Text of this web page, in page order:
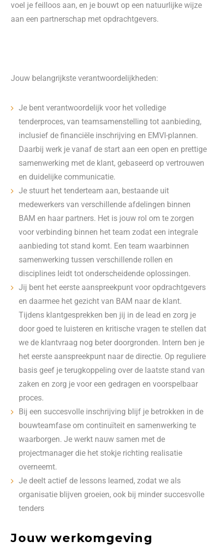
voel je feilloos aan, en je bouwt op een natuurlijke wijze
aan een partnerschap met opdrachtgevers.
Jouw belangrijkste verantwoordelijkheden:
Je bent verantwoordelijk voor het volledige
tenderproces, van teamsamenstelling tot aanbieding,
inclusief de financiële inschrijving en EMVI-plannen.
Daarbij werk je vanaf de start aan een open en prettige
samenwerking met de klant, gebaseerd op vertrouwen
en duidelijke communicatie.
Je stuurt het tenderteam aan, bestaande uit
medewerkers van verschillende afdelingen binnen
BAM en haar partners. Het is jouw rol om te zorgen
voor verbinding binnen het team zodat een integrale
aanbieding tot stand komt. Een team waarbinnen
samenwerking tussen verschillende rollen en
disciplines leidt tot onderscheidende oplossingen.
Jij bent het eerste aanspreekpunt voor opdrachtgevers
en daarmee het gezicht van BAM naar de klant.
Tijdens klantgesprekken ben jij in de lead en zorg je
door goed te luisteren en kritische vragen te stellen dat
we de klantvraag nog beter doorgronden. Intern ben je
het eerste aanspreekpunt naar de directie. Op reguliere
basis geef je terugkoppeling over de laatste stand van
zaken en zorg je voor een gedragen en voorspelbaar
proces.
Bij een succesvolle inschrijving blijf je betrokken in de
bouwteamfase om continuïteit en samenwerking te
waarborgen. Je werkt nauw samen met de
projectmanager die het stokje richting realisatie
overneemt.
Je deelt actief de lessons learned, zodat we als
organisatie blijven groeien, ook bij minder succesvolle
tenders
Jouw werkomgeving